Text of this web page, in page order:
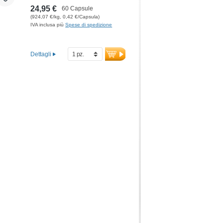
24,95 € 60 Capsule
(924,07 €/kg, 0,42 €/Capsula)
IVA inclusa piùSpese di spedizione
Dettagli